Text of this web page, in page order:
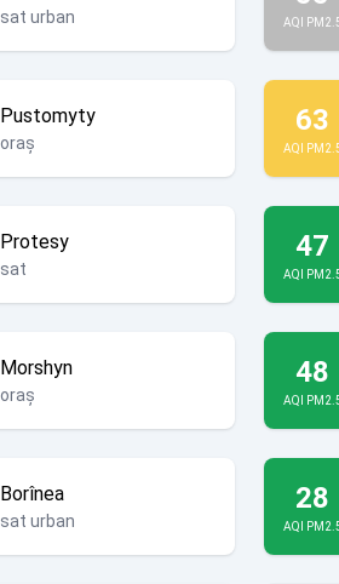
sat urban AQI
Pustomyty
oraș
63
AQI
Protesy
sat
47
AQI
Morshyn
oraș
48
AQI
Borînea
sat urban
28
AQI